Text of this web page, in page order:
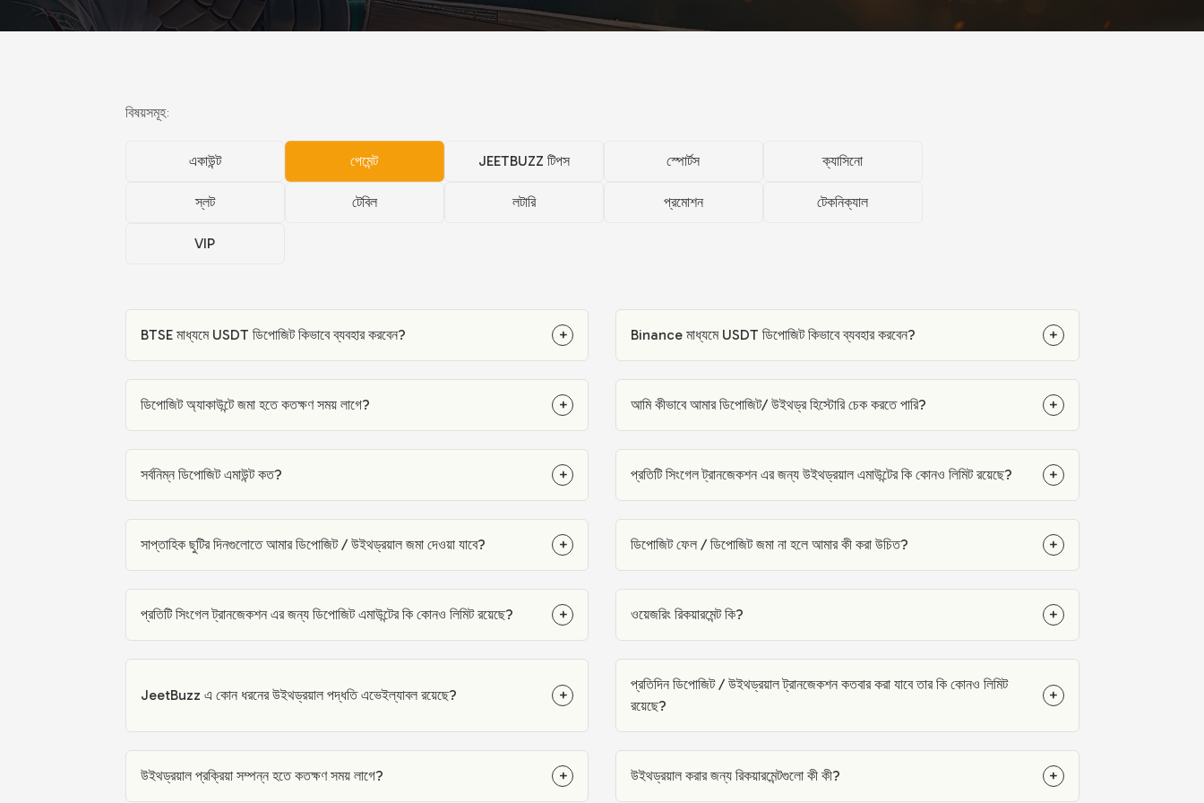
বিষয়সমূহ:
একাউন্ট পেমেন্ট JEETBUZZ টিপস স্পোর্টস ক্যাসিনো
স্লট টেবিল লটারি প্রমোশন টেকনিক্যাল
VIP
BTSE মাধ্যমে USDT ডিপোজিট কিভাবে ব্যবহার করবেন? + Binance মাধ্যমে USDT ডিপোজিট কিভাবে ব্যবহার করবেন? +
ডিপোজিট অ্যাকাউন্টে জমা হতে কতক্ষণ সময় লাগে? + আমি কীভাবে আমার ডিপোজিট/ উইথড্র হিস্টোরি চেক করতে পারি? +
সর্বনিম্ন ডিপোজিট এমাউন্ট কত? + প্রতিটি সিংগেল ট্রানজেকশন এর জন্য উইথড্রয়াল এমাউন্টের কি কোনও লিমিট রয়েছে? +
সাপ্তাহিক ছুটির দিনগুলোতে আমার ডিপোজিট / উইথড্রয়াল জমা দেওয়া যাবে? + ডিপোজিট ফেল / ডিপোজিট জমা না হলে আমার কী করা উচিত? +
প্রতিটি সিংগেল ট্রানজেকশন এর জন্য ডিপোজিট এমাউন্টের কি কোনও লিমিট রয়েছে? + ওয়েজরিং রিকয়ারমেন্ট কি? +
JeetBuzz এ কোন ধরনের উইথড্রয়াল পদ্ধতি এভেইল্যাবল রয়েছে? +
প্রতিদিন ডিপোজিট / উইথড্রয়াল ট্রানজেকশন কতবার করা যাবে তার কি কোনও লিমিট
রয়েছে?
+
উইথড্রয়াল প্রক্রিয়া সম্পন্ন হতে কতক্ষণ সময় লাগে? + উইথড্রয়াল করার জন্য রিকয়ারমেন্টগুলো কী কী? +